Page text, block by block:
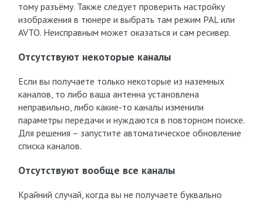
тому разъёму. Также следует проверить настройку
изображения в тюнере и выбрать там режим PAL или
AVTO. Неисправным может оказаться и сам ресивер.
Отсутствуют некоторые каналы
Если вы получаете только некоторые из наземных
каналов, то либо ваша антенна установлена
неправильно, либо какие-то каналы изменили
параметры передачи и нуждаются в повторном поиске.
Для решения – запустите автоматическое обновление
списка каналов.
Отсутствуют вообще все каналы
Крайний случай, когда вы не получаете буквально